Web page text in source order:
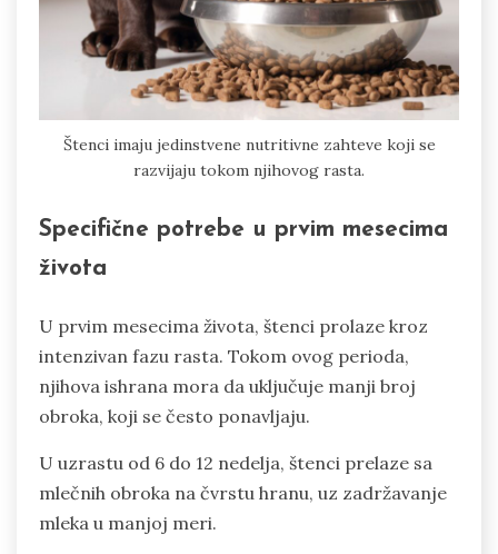
Štenci imaju jedinstvene nutritivne zahteve koji se
razvijaju tokom njihovog rasta.
Specifične potrebe u prvim mesecima
života
U prvim mesecima života, štenci prolaze kroz
intenzivan fazu rasta. Tokom ovog perioda,
njihova ishrana mora da uključuje manji broj
obroka, koji se često ponavljaju.
U uzrastu od 6 do 12 nedelja, štenci prelaze sa
mlečnih obroka na čvrstu hranu, uz zadržavanje
mleka u manjoj meri.